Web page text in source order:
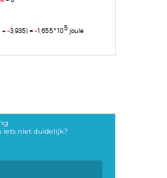
+-3,935) =-1,655*105joule
iets niet duidelijk?